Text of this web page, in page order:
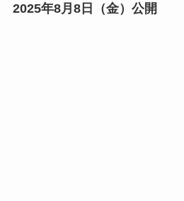
2025年8月8日（金）公開